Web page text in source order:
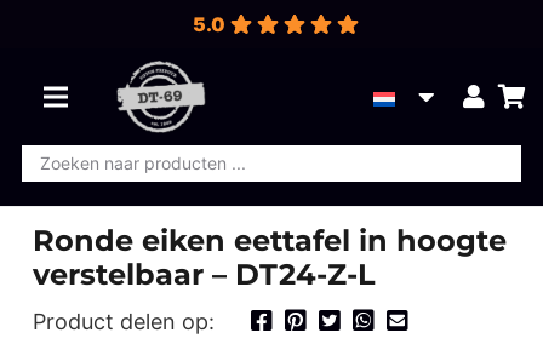
5.0
Producten
zoeken
Ronde eiken eettafel in hoogte
verstelbaar – DT24-Z-L
Product delen op: